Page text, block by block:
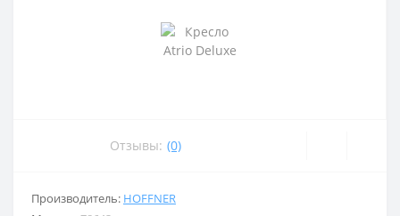
Отзывы: (0)
Производитель: HOFFNER